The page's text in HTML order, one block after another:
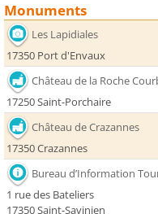
Monuments
Les Lapidiales
17350 Port d'Envaux
Château de la Roche
17250 Saint-Porchaire
Château de Crazannes
17350 Crazannes
Bureau d’Information
1 rue des Bateliers
17350 Saint-Savinien